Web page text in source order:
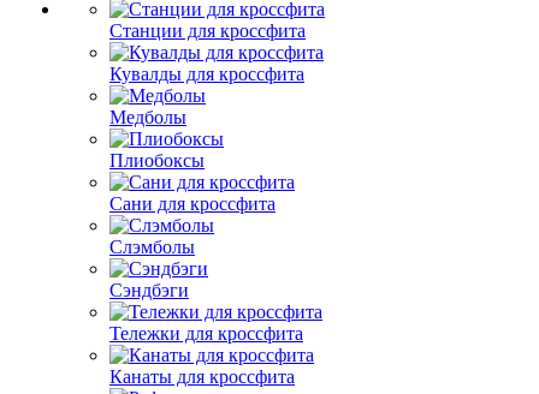
Станции для кроссфита
Кувалды для кроссфита
Медболы
Плиобоксы
Сани для кроссфита
Слэмболы
Сэндбэги
Тележки для кроссфита
Канаты для кроссфита